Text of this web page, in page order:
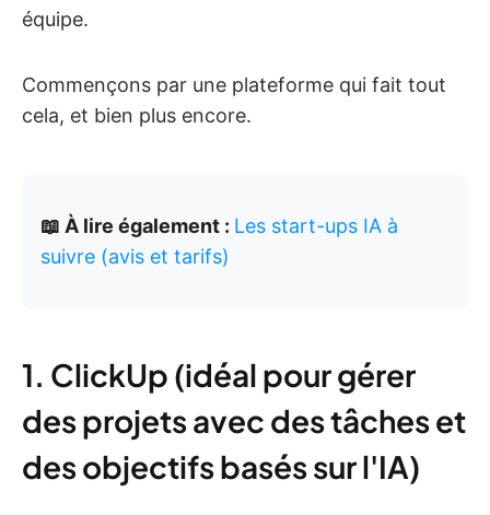
équipe.
Commençons par une plateforme qui fait tout
cela, et bien plus encore.
📖 À lire également : Les start-ups IA à
suivre (avis et tarifs)
1. ClickUp (idéal pour gérer
des projets avec des tâches et
des objectifs basés sur l'IA)